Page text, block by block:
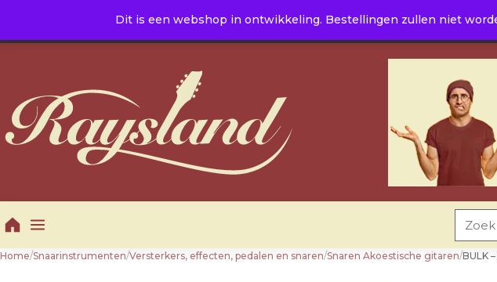
Dit is een webshop in ontwikkeling. Bestellingen zullen niet
T. +31 10 5016605
Productcategorieën
Home/Snaarinstrumenten/Versterkers, effecten, pedalen en snaren/Snaren Akoestische gitaren/BULK